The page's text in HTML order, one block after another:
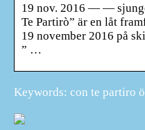
19 nov. 2016 — —
Te Partirò” är en låt
19 november 2016 på
” …
Keywords: con te partiro